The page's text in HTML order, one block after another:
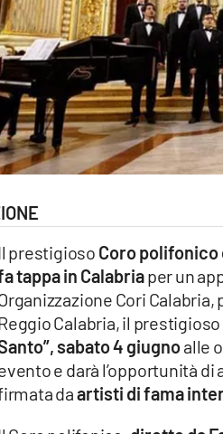
prestigioso Coro polifonico
tappa in Calabriaper un
Cori
Calabria, il
sabato 4 giugnoalle
e darà l’opportunità
daartisti di fama